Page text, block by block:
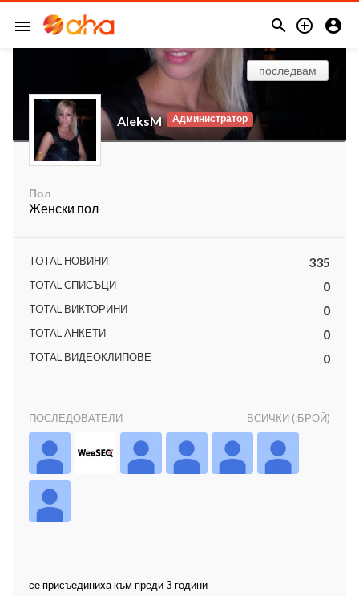
menu   
AleksM Администратор
последвам
Пол
Женски пол
TOTAL НОВИНИ 335
TOTAL СПИСЪЦИ 0
TOTAL ВИКТОРИНИ 0
TOTAL АНКЕТИ 0
TOTAL ВИДЕОКЛИПОВЕ 0
ПОСЛЕДОВАТЕЛИ ВСИЧКИ (:БРОЙ)
се присъединиха към преди 3 години